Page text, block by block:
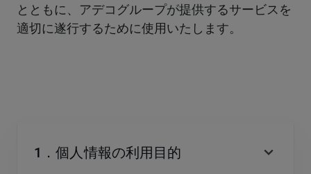
とともに、アデコグループが提供するサービスを
適切に遂行するために使用いたします。
1．個人情報の利用目的 expand_more